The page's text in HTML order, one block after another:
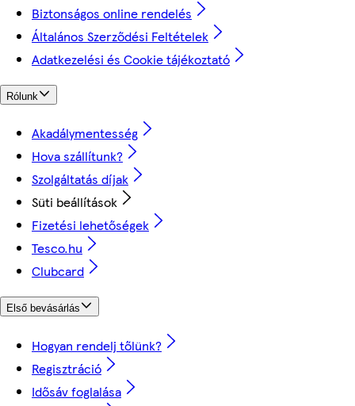
Biztonságos online rendelés
Általános Szerződési Feltételek
Adatkezelési és Cookie tájékoztató
Rólunk
Akadálymentesség
Hova szállítunk?
Szolgáltatás díjak
Süti beállítások
Fizetési lehetőségek
Tesco.hu
Clubcard
Első bevásárlás
Hogyan rendelj tőlünk?
Regisztráció
Idősáv foglalása